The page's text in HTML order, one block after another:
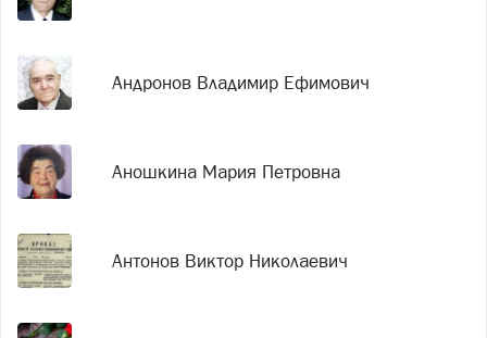
Андронов Владимир Ефимович
Аношкина Мария Петровна
Антонов Виктор Николаевич